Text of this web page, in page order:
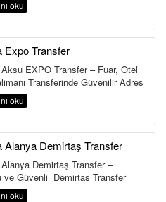
oku
Expo Transfer
EXPO Transfer – Fuar, Otel
Transferinde Güvenilir Adres
Transfer Hi...
oku
Alanya Demirtaş Transfer
Demirtaş Transfer –
ve Güvenli Demirtaş Transfer
Havalimanı&...
oku